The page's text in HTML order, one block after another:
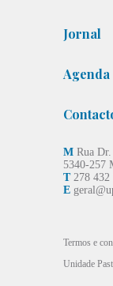
Jornal
Agenda
M Rua
5340-257
T278 432
E
Termos e
Unidade